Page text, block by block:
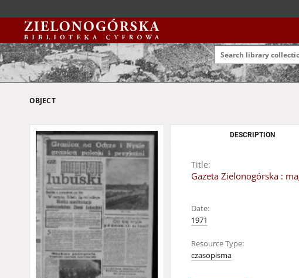
OBJECT
DESCRIPTION
Title:
Gazeta Zielonogórska :
Date:
1971
Resource Type:
czasopisma